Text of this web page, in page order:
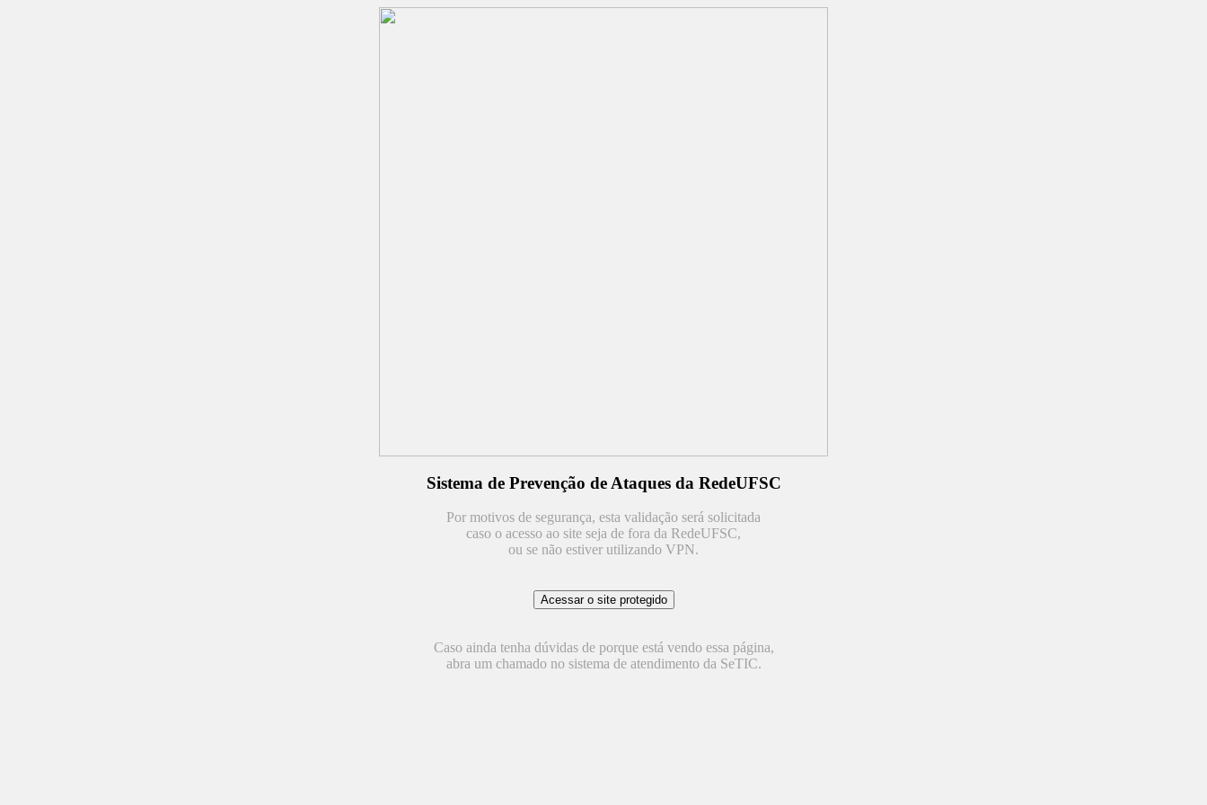
Sistema de Prevenção de Ataques da RedeUFSC
Por motivos de segurança, esta validação será solicitada
caso o acesso ao site seja de fora da RedeUFSC,
ou se não estiver utilizando VPN.
Caso ainda tenha dúvidas de porque está vendo essa página,
abra um chamado no sistema de atendimento da SeTIC.